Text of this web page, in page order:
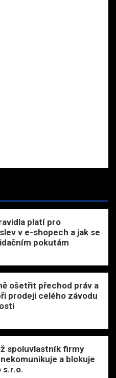
platí pro
v e-shopech a jak se
pokutám
ošetřit přechod práv a
prodeji celého závodu
spoluvlastník firmy
a blokuje
s.r.o.